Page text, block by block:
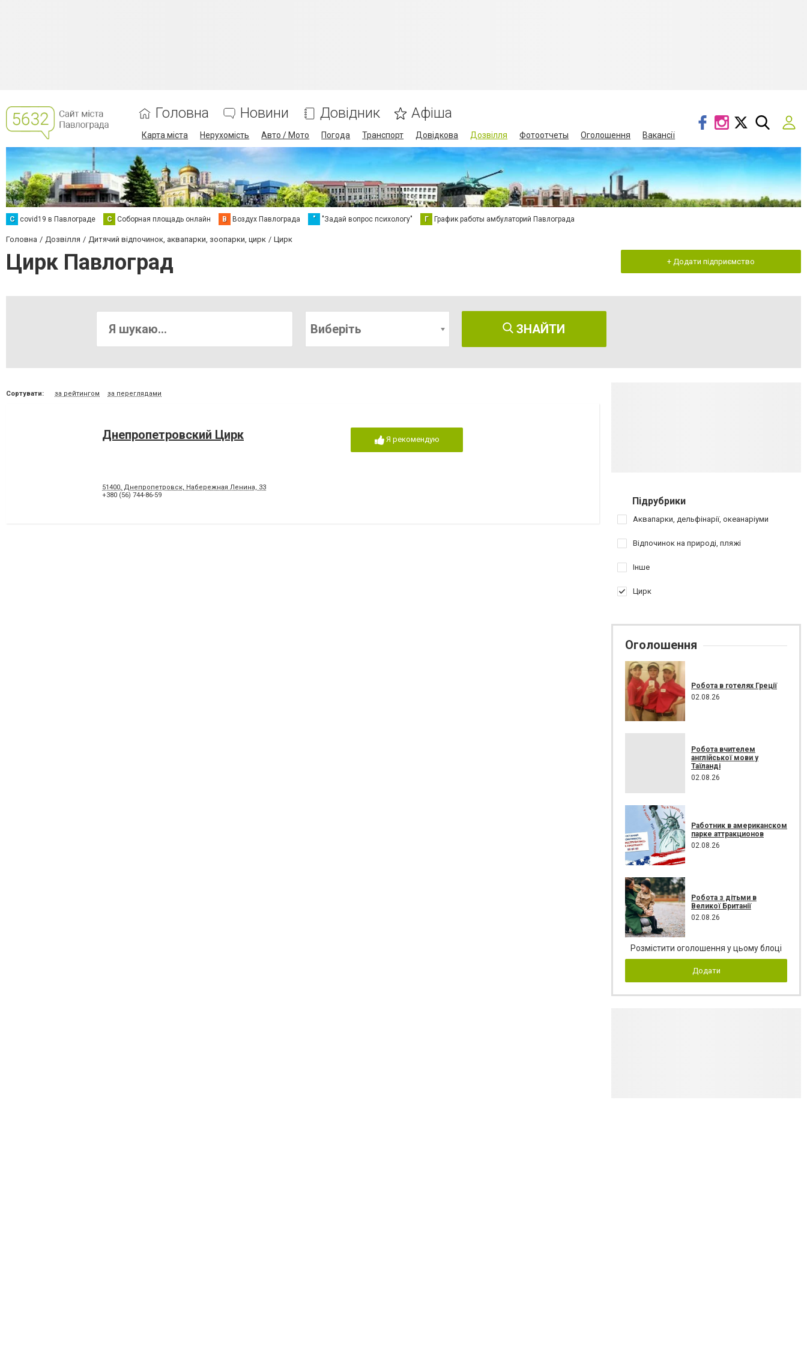
Головна Новини Довідник Афіша
Карта міста Нерухомість Авто / Мото Погода Транспорт Довідкова Дозвілля Фотоотчеты Оголошення Вакансії
C covid19 в Павлограде С Соборная площадь онлайн В Воздух Павлограда " "Задай вопрос психологу" Г График работы амбулаторий Павлограда
Головна Дозвілля Дитячий відпочинок, аквапарки, зоопарки, цирк Цирк
Цирк Павлоград + Додати підприємство
Виберіть ЗНАЙТИ
Сортувати: за рейтингом за переглядами
Днепропетровский Цирк
51400, Днепропетровск, Набережная Ленина, 33
+380 (56) 744-86-59
Я рекомендую
Підрубрики
Аквапарки, дельфінарії, океанаріуми
Відпочинок на природі, пляжі
Інше
Цирк
Оголошення
Робота в готелях Греції
02.08.26
Робота вчителем
англійської мови у
Таїланді
02.08.26
Работник в американском
парке аттракционов
02.08.26
Робота з дітьми в
Великої Британії
02.08.26
Розмістити оголошення у цьому блоці
Додати